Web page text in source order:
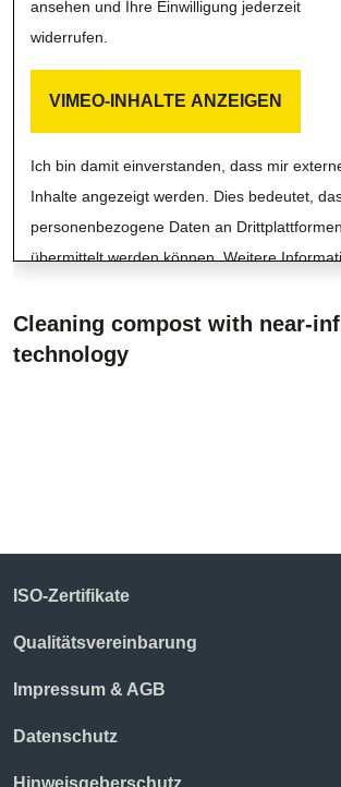
ansehen und Ihre Einwilligung jederzeit
widerrufen.
VIMEO-INHALTE ANZEIGEN
Ich bin damit einverstanden, dass mir
Inhalte angezeigt werden. Dies bedeutet,
personenbezogene Daten an Drittplattformen
übermittelt werden können. Weitere
Cleaning compost with near-
technology
ISO-Zertifikate
Qualitätsvereinbarung
Impressum & AGB
Datenschutz
Hinweisgeberschutz